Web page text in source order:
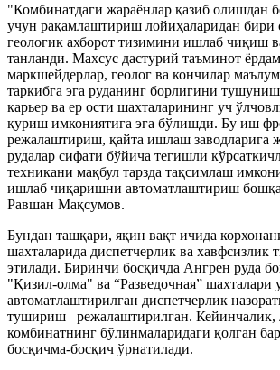
"Комбинатдаги жараёнлар қазиб олишдан
учун рақамлаштириш лойиҳаларидан бири
геологик ахборот тизимини ишлаб чиқиш
танланди. Махсус дастурий таъминот
маркшейдерлар, геолог ва кончилар
таркибга эга руданинг борлигини
карьер ва ер ости шахталарининг уч
қуриш имкониятига эга бўлишди. Бу иш
режалаштириш, қайта ишлаш заводларига
рудалар сифати бўйича тегишли
техникани мақбул тарзда тақсимлаш
ишлаб чиқаришни автоматлаштириш
Равшан Мақсумов.
Бундан ташқари, яқин вақт ичида
шахталарида диспетчерлик ва хавфсизлик
этилади. Биринчи босқичда Ангрен руда
"Қизил-олма" ва “Разведочная” шахталари
автоматлаштирилган диспетчерлик
тушириш режалаштирилган. Кейинчалик,
комбинатнинг бўлинмаларидаги қолган
босқичма-босқич ўрнатилади.